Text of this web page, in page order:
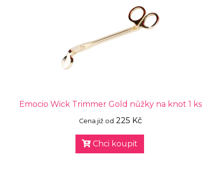
Emocio Wick Trimmer Gold nůžky na knot 1 ks
Cena již od 225 Kč
Chci koupit